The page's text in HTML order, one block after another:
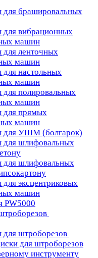
для брашировальных
для вибрационных
машин
для ленточных
машин
настольных
машин
для полировальных
машин
для прямых
машин
для УШМ (болгарок)
для шлифовальных
для шлифовальных
эксцентриковых
машин
PW5000
для штроборезов
для штроборезов
инструменту